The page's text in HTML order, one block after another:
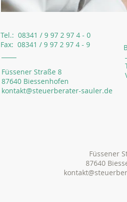
Tel.: 08341 / 9 97 2 97 4 - 0
Fax: 08341 / 9 97 2 97 4 - 9
Füssener Straße 8
87640 Biessenhofen
kontakt@steuerberater-sauler.de
Füssener
87640